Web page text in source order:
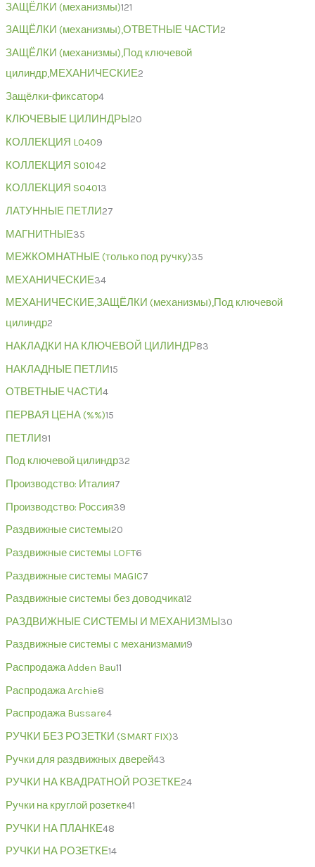
ЗАЩЁЛКИ (механизмы)121
ЗАЩЁЛКИ (механизмы),ОТВЕТНЫЕ ЧАСТИ2
ЗАЩЁЛКИ (механизмы),Под ключевой
цилиндр,МЕХАНИЧЕСКИЕ2
Защёлки-фиксатор4
КЛЮЧЕВЫЕ ЦИЛИНДРЫ 20
КОЛЛЕКЦИЯ L0409
КОЛЛЕКЦИЯ S01042
КОЛЛЕКЦИЯ S04013
ЛАТУННЫЕ ПЕТЛИ27
МАГНИТНЫЕ35
МЕЖКОМНАТНЫЕ (только под ручку)35
МЕХАНИЧЕСКИЕ34
МЕХАНИЧЕСКИЕ,ЗАЩЁЛКИ (механизмы),Под ключевой
цилиндр2
НАКЛАДКИ НА КЛЮЧЕВОЙ ЦИЛИНДР83
НАКЛАДНЫЕ ПЕТЛИ15
ОТВЕТНЫЕ ЧАСТИ4
ПЕРВАЯ ЦЕНА (%%)15
ПЕТЛИ91
Под ключевой цилиндр32
Производство: Италия7
Производство: Россия39
Раздвижные системы20
Раздвижные системы LOFT6
Раздвижные системы MAGIC7
Раздвижные системы без доводчика12
РАЗДВИЖНЫЕ СИСТЕМЫ И МЕХАНИЗМЫ 30
Раздвижные системы с механизмами9
Распродажа Adden Bau11
Распродажа Archie8
Распродажа Bussare4
РУЧКИ БЕЗ РОЗЕТКИ (SMART FIX)3
Ручки для раздвижных дверей43
РУЧКИ НА КВАДРАТНОЙ РОЗЕТКЕ24
Ручки на круглой розетке41
РУЧКИ НА ПЛАНКЕ48
РУЧКИ НА РОЗЕТКЕ14